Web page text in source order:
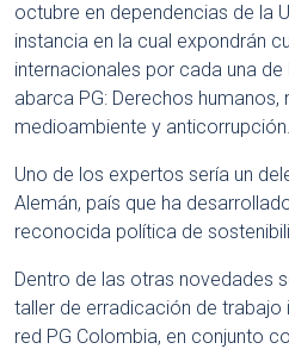
octubre en dependencias de la
instancia en la cual expondrán
internacionales por cada una
abarca PG: Derechos humanos,
medioambiente y anticorrupción.
Uno de los expertos sería un
Alemán, país que ha
reconocida política de
Dentro de las otras novedades
taller de erradicación de
red PG Colombia, en conjunto